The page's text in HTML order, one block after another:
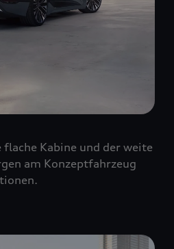
flache Kabine und der weite
am Konzeptfahrzeug